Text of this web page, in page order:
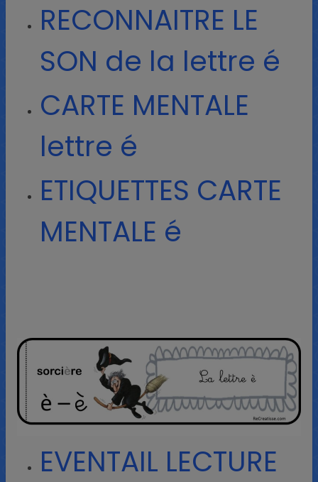
RECONNAITRE LE
SON de la lettre é
CARTE MENTALE
lettre é
ETIQUETTES CARTE
MENTALE é
EVENTAIL LECTURE